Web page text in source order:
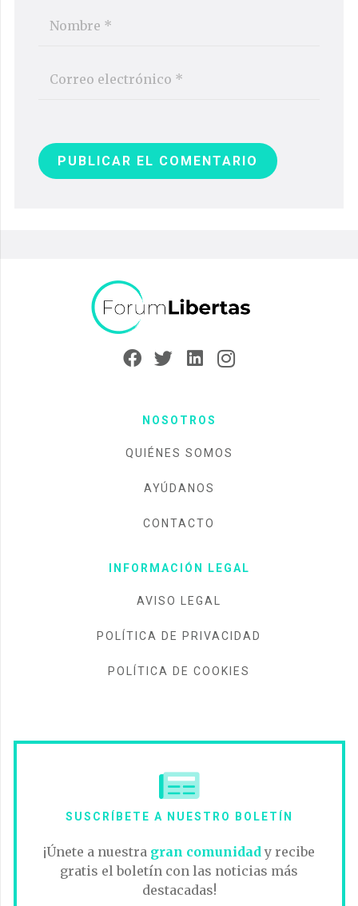
PUBLICAR EL COMENTARIO
NOSOTROS
QUIÉNES SOMOS
AYÚDANOS
CONTACTO
INFORMACIÓN LEGAL
AVISO LEGAL
POLÍTICA DE PRIVACIDAD
POLÍTICA DE COOKIES
SUSCRÍBETE A NUESTRO BOLETÍN
¡Únete a nuestra gran comunidady recibe
gratis el boletín con las noticias más
destacadas!